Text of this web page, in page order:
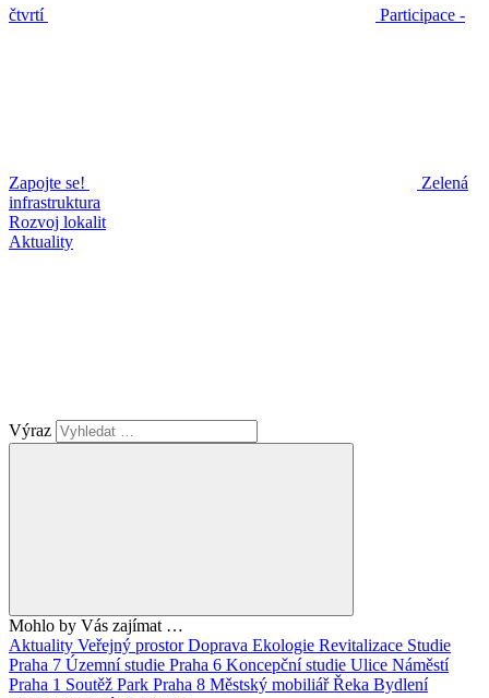
čtvrtí Participace -
Zapojte se!
Zelená
infrastruktura
Rozvoj lokalit
Aktuality
Výraz
Mohlo by Vás zajímat …
Aktuality Veřejný prostorDoprava Ekologie Revitalizace Studie
Praha 7 Územní studie Praha 6 Koncepční studie Ulice Náměstí
Praha 1 Soutěž Park Praha 8 Městský mobiliářŘeka Bydlení